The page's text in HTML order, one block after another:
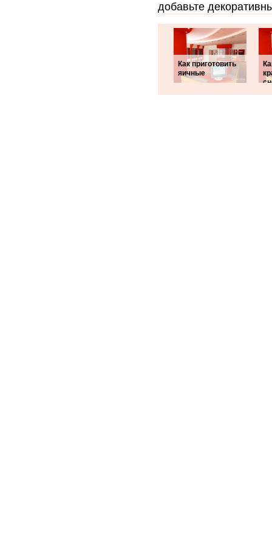
добавьте
Как приготовить
яичные